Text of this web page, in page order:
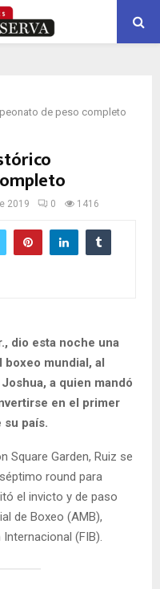
de peso completo
2019 0 1416
dio esta noche una
boxeo mundial, al
a quien mandó
en el primer
su país.
Square Garden, Ruiz se
round para
el invicto y de paso
de Boxeo (AMB),
(FIB).